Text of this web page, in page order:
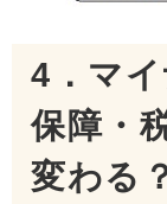
4．マ
保障・
変わる